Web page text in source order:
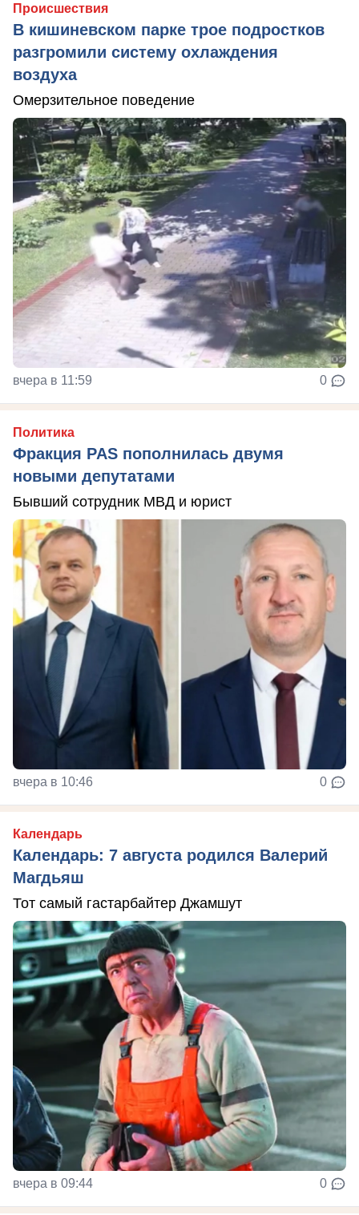
Происшествия
В кишиневском парке трое подростков
разгромили систему охлаждения
воздуха
Омерзительное поведение
вчера в 11:59 0
Политика
Фракция PAS пополнилась двумя
новыми депутатами
Бывший сотрудник МВД и юрист
вчера в 10:46 0
Календарь
Календарь: 7 августа родился Валерий
Магдьяш
Тот самый гастарбайтер Джамшут
вчера в 09:44 0